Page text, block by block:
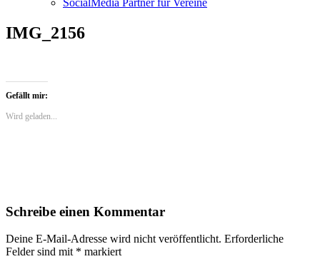
SocialMedia Partner für Vereine
IMG_2156
Gefällt mir:
Wird geladen...
Schreibe einen Kommentar
Deine E-Mail-Adresse wird nicht veröffentlicht. Erforderliche
Felder sind mit * markiert